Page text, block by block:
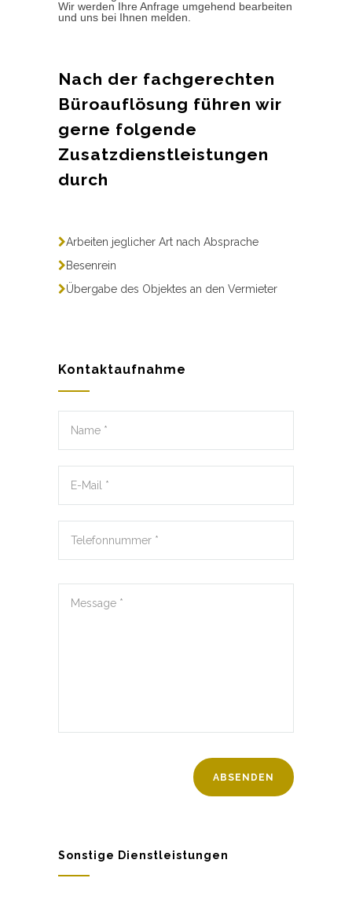
Wir werden Ihre Anfrage umgehend bearbeiten
und uns bei Ihnen melden.
Nach der fachgerechten
Büroauflösung führen wir
gerne folgende
Zusatzdienstleistungen
durch
Arbeiten jeglicher Art nach Absprache
Besenrein
Übergabe des Objektes an den Vermieter
Kontaktaufnahme
Sonstige Dienstleistungen